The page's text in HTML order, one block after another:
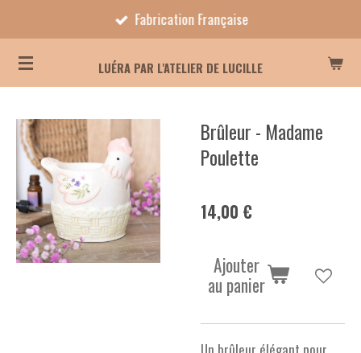
au
contenu
principal
LUÉRA PAR L'ATELIER DE LUCILLE
Fabrication Française
Brûleur - Madame
Poulette
14,00 €
Ajouter
au panier